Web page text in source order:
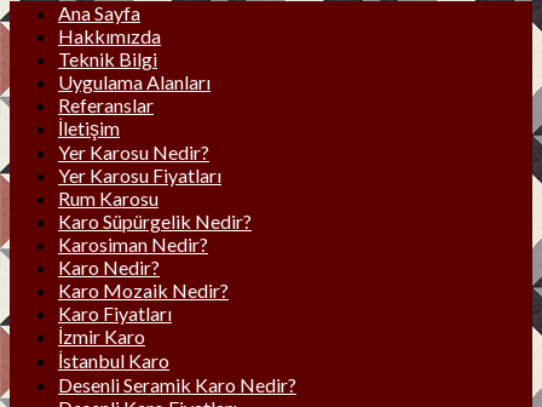
Ana Sayfa
Hakkımızda
Teknik Bilgi
Uygulama Alanları
Referanslar
İletişim
Yer Karosu Nedir?
Yer Karosu Fiyatları
Rum Karosu
Karo Süpürgelik Nedir?
Karosiman Nedir?
Karo Nedir?
Karo Mozaik Nedir?
Karo Fiyatları
İzmir Karo
İstanbul Karo
Desenli Seramik Karo Nedir?